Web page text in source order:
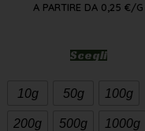
A PARTIRE DA 0,25 €/G
Scegli
10g 50g 100g
200g 500g 1000g